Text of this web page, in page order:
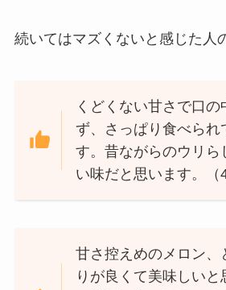
続いてはマズくないと感じた人
くどくない甘さで口
ず、さっぱり食べられ
す。昔ながらのウリら
い味だと思います。（
甘さ控えめのメロン、
りが良くて美味しい